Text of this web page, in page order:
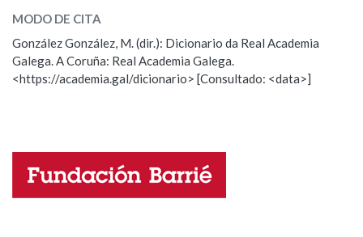
ESCOLLE UNHA OPCIÓN:
Observación Hai un erro na palabra
Propoño mellorar a definición
Nome
MODO DE CITA
González González, M. (dir.): Dicionario da Real Academia
Galega. A Coruña: Real Academia Galega.
<https://academia.gal/dicionario> [Consultado: <data>]